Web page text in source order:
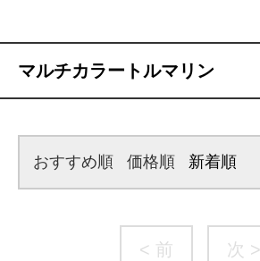
マルチカラートルマリン
おすすめ順 価格順 新着順
< 前 次 >